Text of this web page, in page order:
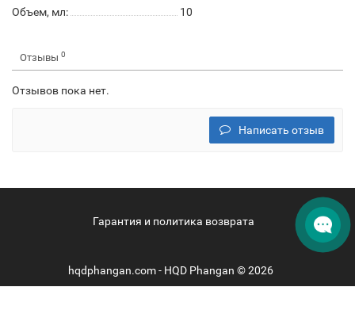
Объем, мл:
10
Отзывы 0
Отзывов пока нет.
Написать отзыв
Гарантия и политика возврата
hqdphangan.com - HQD Phangan © 2026